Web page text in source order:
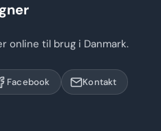
online til brug i Danmark.
Facebook Kontakt